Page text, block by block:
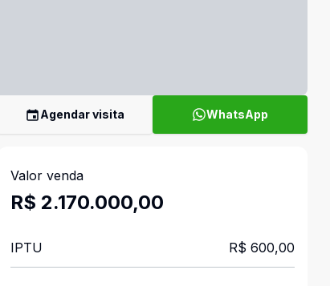
Agendar visita WhatsApp
Valor venda
R$ 2.170.000,00
IPTU R$ 600,00